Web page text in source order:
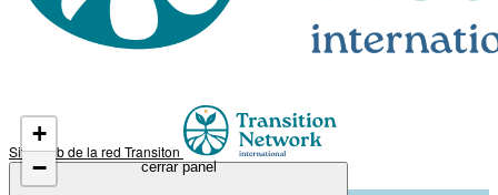
Sitio web de la red Transiton
cerrar panel
+
−